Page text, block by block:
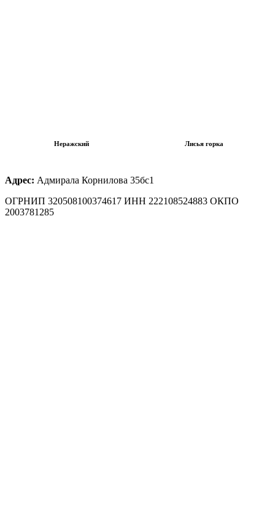
Неражский Лисья горка
Адрес: Адмирала Корнилова 35бс1
ОГРНИП 320508100374617 ИНН 222108524883 ОКПО
2003781285